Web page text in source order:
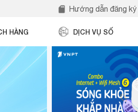
Hướng dẫn đăng
HÀNG DỊCH VỤ SỐ